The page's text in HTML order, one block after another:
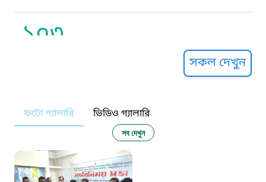
১০৩
নারী ও শিশু নির্যাতন প্রতিরোধ
১০৬
সকল দেখুন
ফটো গ্যালারি ভিডিও গ্যালারি
সব দেখুন